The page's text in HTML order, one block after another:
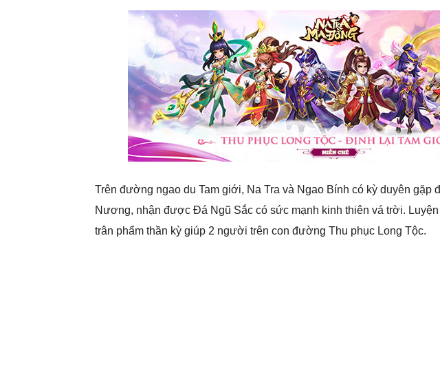
Trên đường ngao du Tam giới, Na Tra và Ngao Bính có kỳ duyên
Nương, nhận được Đá Ngũ Sắc có sức mạnh kinh thiên vá trời.
trân phẩm thần kỳ giúp 2 người trên con đường Thu phục Long Tộc.